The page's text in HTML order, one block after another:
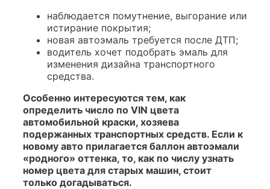
наблюдается помутнение, выгорание или
истирание покрытия;
новая автоэмаль требуется после ДТП;
водитель хочет подобрать эмаль для
изменения дизайна транспортного
средства.
Особенно интересуются тем, как
определить число по VIN цвета
автомобильной краски, хозяева
подержанных транспортных средств. Если к
новому авто прилагается баллон автоэмали
«родного» оттенка, то, как по числу узнать
номер цвета для старых машин, стоит
только догадываться.